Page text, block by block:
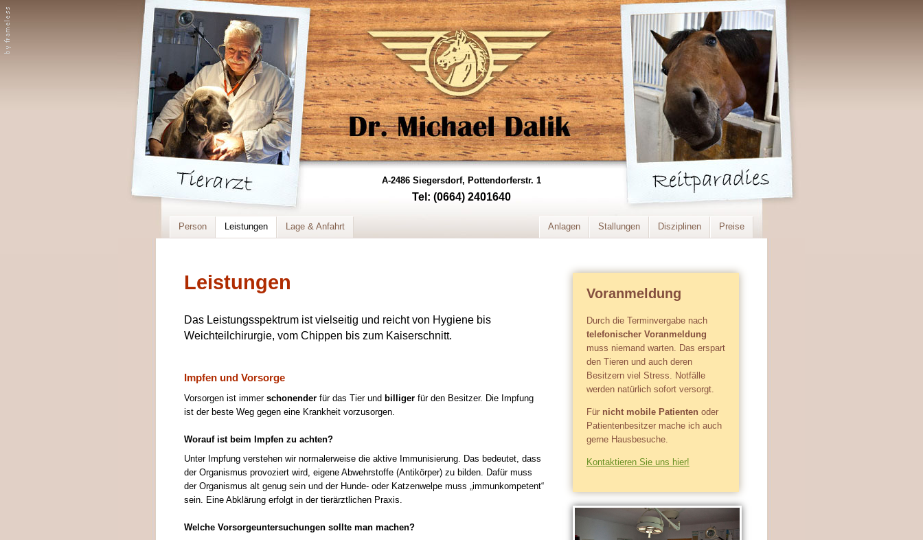
A-2486 Siegersdorf, Pottendorferstr. 1
Tel: (0664) 2401640
Person Leistungen Lage & Anfahrt Anlagen Stallungen Disziplinen Preise
Leistungen
Das Leistungsspektrum ist vielseitig und reicht von Hygiene bis
Weichteilchirurgie, vom Chippen bis zum Kaiserschnitt.
Impfen und Vorsorge
Vorsorgen ist immer schonender für das Tier und billiger für den Besitzer. Die Impfung
ist der beste Weg gegen eine Krankheit vorzusorgen.
Worauf ist beim Impfen zu achten?
Unter Impfung verstehen wir normalerweise die aktive Immunisierung. Das bedeutet, dass
der Organismus provoziert wird, eigene Abwehrstoffe (Antikörper) zu bilden. Dafür muss
der Organismus alt genug sein und der Hunde- oder Katzenwelpe muss „immunkompetent“
sein. Eine Abklärung erfolgt in der tierärztlichen Praxis.
Welche Vorsorgeuntersuchungen sollte man machen?
Voranmeldung
Durch die Terminvergabe nach
telefonischer Voranmeldung
muss niemand warten. Das erspart
den Tieren und auch deren
Besitzern viel Stress. Notfälle
werden natürlich sofort versorgt.
Für nicht mobile Patienten oder
Patientenbesitzer mache ich auch
gerne Hausbesuche.
Kontaktieren Sie uns hier!